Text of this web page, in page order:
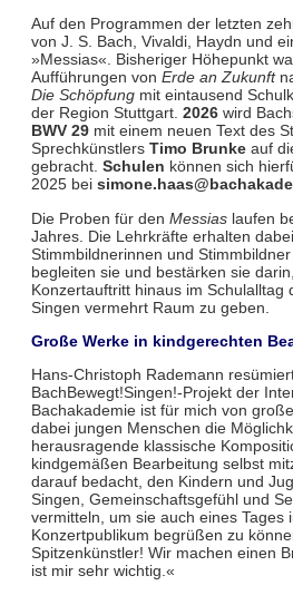
Auf den Programmen der letzten
von J. S. Bach, Vivaldi, Haydn und
»Messias«. Bisheriger Höhepunkt
Aufführungen von Erde an Zukunft
Die Schöpfungmit eintausend
der Region Stuttgart. 2026wird
BWV 29 mit einem neuen Text des
Sprechkünstlers Timo Brunkeauf
gebracht. Schulen können sich
2025 bei
Die Proben für den Messiaslaufen
Jahres. Die Lehrkräfte erhalten
Stimmbildnerinnen und
begleiten sie und bestärken sie
Konzertauftritt hinaus im Schulalltag
Singen vermehrt Raum zu geben.
Große Werke in kindgerechten
Hans-Christoph Rademann
BachBewegt!Singen!-Projekt der
Bachakademie ist für mich von
dabei jungen Menschen die
herausragende klassische
kindgemäßen Bearbeitung selbst
darauf bedacht, den Kindern und
Singen, Gemeinschaftsgefühl und
vermitteln, um sie auch eines Tages
Konzertpublikum begrüßen zu
Spitzenkünstler! Wir machen einen
ist mir sehr wichtig.«